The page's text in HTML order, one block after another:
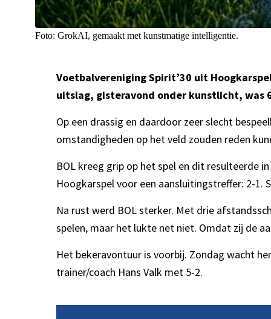
Foto: GrokAI, gemaakt met kunstmatige intelligentie.
Voetbalvereniging Spirit’30 uit
uitslag, gisteravond onder kunstlicht, was
Op een drassig en daardoor zeer slecht
omstandigheden op het veld zouden reden
BOL kreeg grip op het spel en dit resulteerde
Hoogkarspel voor een aansluitingstreffer: 2-1.
Na rust werd BOL sterker. Met drie
spelen, maar het lukte net niet. Omdat zij de
Het bekeravontuur is voorbij. Zondag wacht
trainer/coach Hans Valk met 5-2.